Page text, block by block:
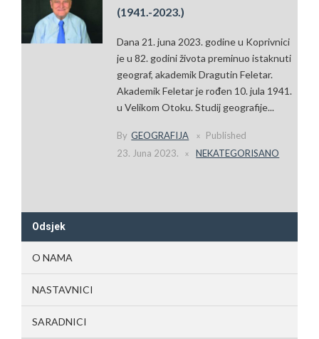
(1941.-2023.)
Dana 21. juna 2023. godine u Koprivnici
je u 82. godini života preminuo istaknuti
geograf, akademik Dragutin Feletar.
Akademik Feletar je rođen 10. jula 1941.
u Velikom Otoku. Studij geografije...
By GEOGRAFIJA
Published
23. Juna 2023.
NEKATEGORISANO
Odsjek
O NAMA
NASTAVNICI
SARADNICI